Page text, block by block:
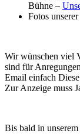
Bühne –
Fotos
Wir wünschen viel
sind für
Email einfach
Zur Anzeige muss
Bis bald in